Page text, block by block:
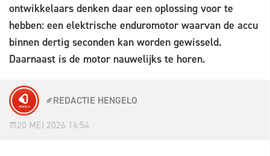
ontwikkelaars denken daar een oplossing voor te
hebben: een elektrische enduromotor waarvan de accu
binnen dertig seconden kan worden gewisseld.
Daarnaast is de motor nauwelijks te horen.
REDACTIE HENGELO
20 MEI 2026 16:54